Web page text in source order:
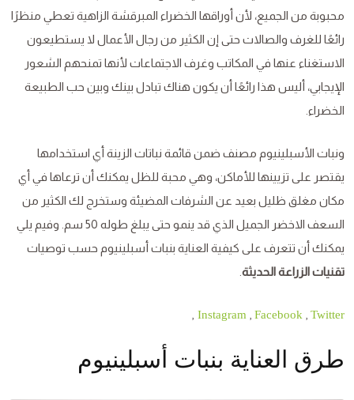
محبوبة من الجميع، لأن أوراقها الخضراء المبرقشة الزاهية تعطي منظرًا
رائعًا للغرف والصالات حتى إن الكثير من رجال الأعمال لا يستطيعون
الاستغناء عنها في المكاتب وغرف الاجتماعات لأنها تمنحهم الشعور
الإيجابي، أليس هذا رائعًا أن يكون هناك تبادل بينك وبين حب الطبيعة
الخضراء.
ونبات الأسبلينيوم مصنف ضمن قائمة نباتات الزينة أي استخدامها
يقتصر على تزيينها للأماكن، وهي محبة للظل يمكنك أن ترعاها في أي
مكان مغلق ظليل بعيد عن الشرفات المضيئة وستخرج لك الكثير من
السعف الاخضر الجميل الذي قد ينمو حتى يبلغ طوله 50 سم. وفيم يلي
يمكنك أن تتعرف على كيفية العناية بنبات أسبلينيوم حسب توصيات
تقنيات الزراعة الحديثة
Instagram Facebook Twitter
طرق العناية بنبات أسبلينيوم